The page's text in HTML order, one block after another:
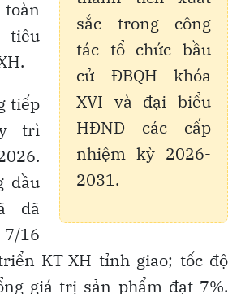
sắc trong công
tác tổ chức bầu
cử ĐBQH khóa
XVI và đại biểu
HĐND các cấp
nhiệm kỳ 2026-
2031.
tiêu
tiếp
trì
đầu
đã
16
KT-XH tỉnh giao; tốc độ
giá trị sản phẩm đạt 7%.